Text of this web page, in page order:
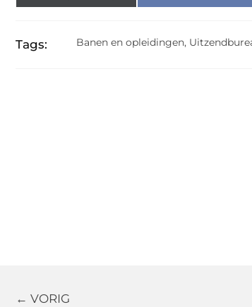
Tags: Banen en opleidingen,
← VORIG